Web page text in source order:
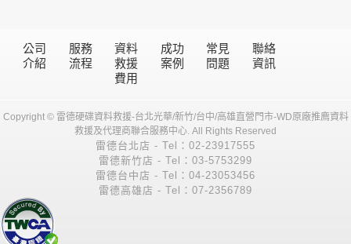
公司
介紹
服務
流程
資料
救援
費用
成功
案例
常見
問題
聯絡
資訊
Copyright © 雷德硬碟資料救援-台北光華/新竹/台中/高雄直營門市-WD原廠推廌資料
救援及代理商聯合服務中心. All Rights Reserved
雷德台北店 - Tel：02-23917555
雷德新竹店 - Tel：03-5753299
雷德台中店 - Tel：04-23053456
雷德高雄店 - Tel：07-2356789